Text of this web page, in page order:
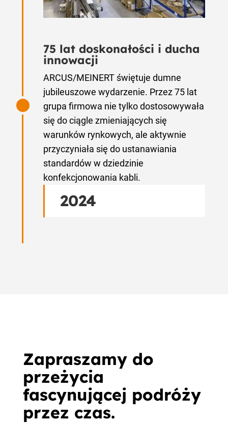
75 lat doskonałości i ducha
innowacji
ARCUS/MEINERT świętuje dumne
jubileuszowe wydarzenie. Przez 75 lat
grupa firmowa nie tylko dostosowywała
się do ciągle zmieniających się
warunków rynkowych, ale aktywnie
przyczyniała się do ustanawiania
standardów w dziedzinie
konfekcjonowania kabli.
2024
Zapraszamy do
przeżycia
fascynującej podróży
przez czas.